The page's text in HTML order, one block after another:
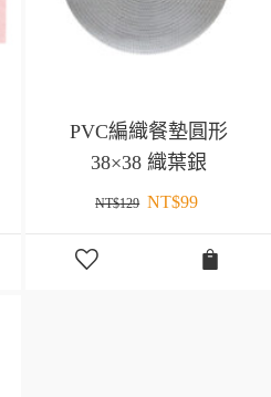
PVC編織餐墊圓形
38×38 織葉銀
NT$129 NT$99